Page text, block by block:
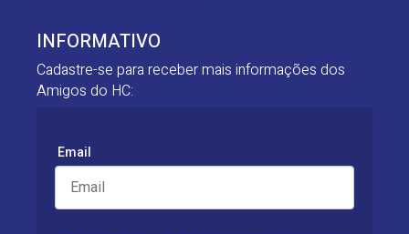
INFORMATIVO
Cadastre-se para receber mais informações dos
Amigos do HC:
Email